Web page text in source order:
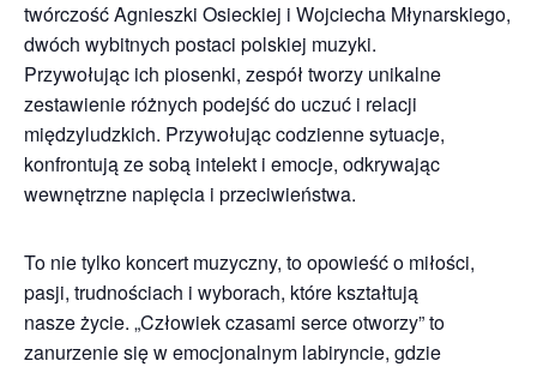
twórczość Agnieszki Osieckiej i Wojciecha Młynarskiego,
dwóch wybitnych postaci polskiej muzyki.
Przywołując ich piosenki, zespół tworzy unikalne
zestawienie różnych podejść do uczuć i relacji
międzyludzkich. Przywołując codzienne sytuacje,
konfrontują ze sobą intelekt i emocje, odkrywając
wewnętrzne napięcia i przeciwieństwa.
To nie tylko koncert muzyczny, to opowieść o miłości,
pasji, trudnościach i wyborach, które kształtują
nasze życie. „Człowiek czasami serce otworzy” to
zanurzenie się w emocjonalnym labiryncie, gdzie